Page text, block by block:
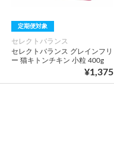
定期便対象
セレクトバランス
セレクトバランス グレインフリ
ー 猫キトンチキン 小粒 400g
¥1,375